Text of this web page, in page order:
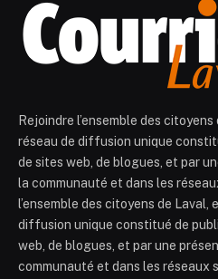
Rejoindre l’ensemble des
réseau de diffusion unique
de sites web, de blogues, et par
la communauté et dans les
l’ensemble des citoyens de Laval,
diffusion unique constitué de
web, de blogues, et par une
communauté et dans les réseaux